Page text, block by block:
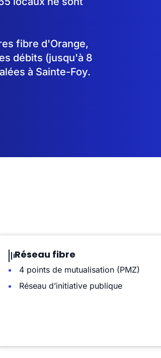
fibre d'Orange,
débits (jusqu'à 8
à Sainte-Foy.
Réseau fibre
4 points de mutualisation (PMZ)
Réseau d’initiative publique